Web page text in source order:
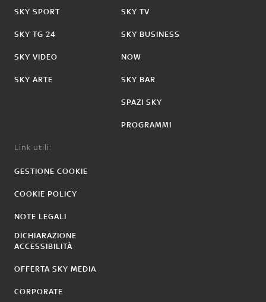
SKY SPORT
SKY TG 24
SKY VIDEO
SKY ARTE
SKY TV
SKY BUSINESS
NOW
SKY BAR
SPAZI SKY
PROGRAMMI
Link utili:
GESTIONE COOKIE
COOKIE POLICY
NOTE LEGALI
DICHIARAZIONE
ACCESSIBILITÀ
OFFERTA SKY MEDIA
CORPORATE